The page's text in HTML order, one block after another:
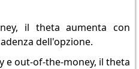
il theta aumenta con
dell'opzione.
e out-of-the-money, il theta